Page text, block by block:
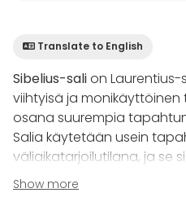
Translate to English
Sibelius-salion
viihtyisä ja monikäyttöinen
osana suurempia
Salia käytetään usein
väliaikatarjoilutilana, ja se
salin vuokraan. Sibelius-
myös erikseen, mikä tekee
Show more